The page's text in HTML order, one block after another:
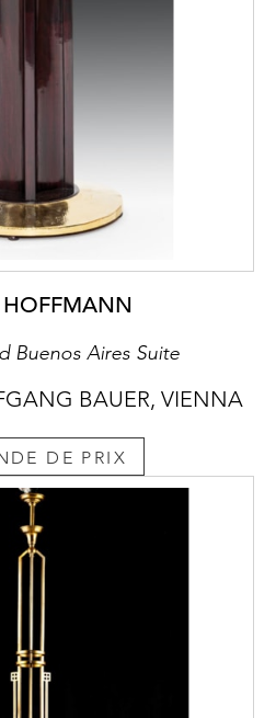
HOFFMANN
Buenos Aires Suite
BAUER, VIENNA
DE PRIX